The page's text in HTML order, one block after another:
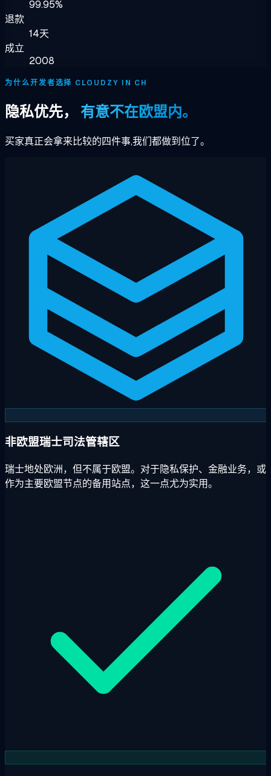
99.95%
退款
14天
成立
2008
为什么开发者选择 CLOUDZY IN CH
隐私优先， 有意不在欧盟内。
买家真正会拿来比较的四件事,我们都做到位了。
非欧盟瑞士司法管辖区
瑞士地处欧洲，但不属于欧盟。对于隐私保护、金融业务，或
作为主要欧盟节点的备用站点，这一点尤为实用。